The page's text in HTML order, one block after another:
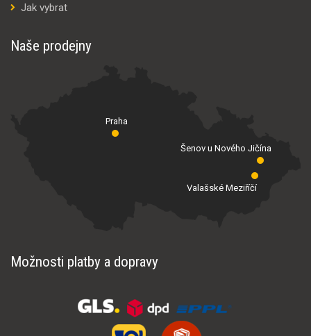
Jak vybrat
Naše prodejny
Praha
Valašské Meziříčí
Šenov u Nového Jičína
Možnosti platby a dopravy